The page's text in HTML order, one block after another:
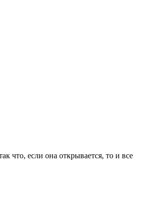
что, если она открывается, то и все